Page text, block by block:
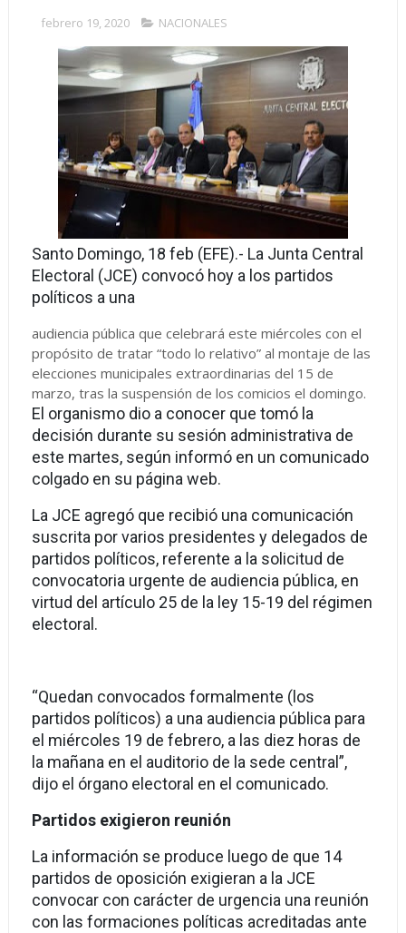
febrero 19, 2020 NACIONALES
Santo Domingo, 18 feb (EFE).- La Junta Central
Electoral (JCE) convocó hoy a los partidos
políticos a una
audiencia pública que celebrará este miércoles con el
propósito de tratar “todo lo relativo” al montaje de las
elecciones municipales extraordinarias del 15 de
marzo, tras la suspensión de los comicios el domingo.
El organismo dio a conocer que tomó la
decisión durante su sesión administrativa de
este martes, según informó en un comunicado
colgado en su página web.
La JCE agregó que recibió una comunicación
suscrita por varios presidentes y delegados de
partidos políticos, referente a la solicitud de
convocatoria urgente de audiencia pública, en
virtud del artículo 25 de la ley 15-19 del régimen
electoral.
“Quedan convocados formalmente (los
partidos políticos) a una audiencia pública para
el miércoles 19 de febrero, a las diez horas de
la mañana en el auditorio de la sede central”,
dijo el órgano electoral en el comunicado.
Partidos exigieron reunión
La información se produce luego de que 14
partidos de oposición exigieran a la JCE
convocar con carácter de urgencia una reunión
con las formaciones políticas acreditadas ante